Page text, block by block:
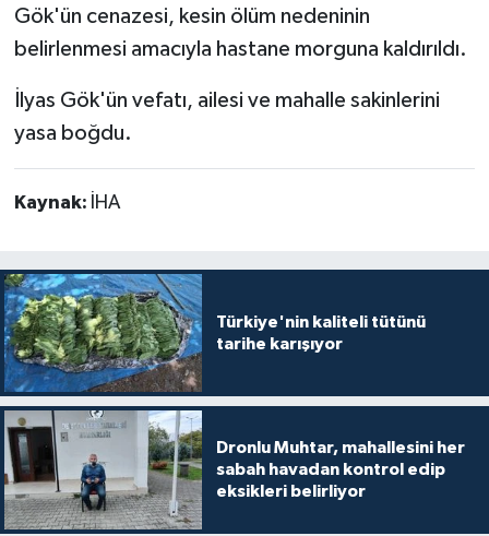
Gök'ün cenazesi, kesin ölüm nedeninin
belirlenmesi amacıyla hastane morguna kaldırıldı.
İlyas Gök'ün vefatı, ailesi ve mahalle sakinlerini
yasa boğdu.
Kaynak: İHA
Türkiye'nin kaliteli tütünü
tarihe karışıyor
Dronlu Muhtar, mahallesini her
sabah havadan kontrol edip
eksikleri belirliyor